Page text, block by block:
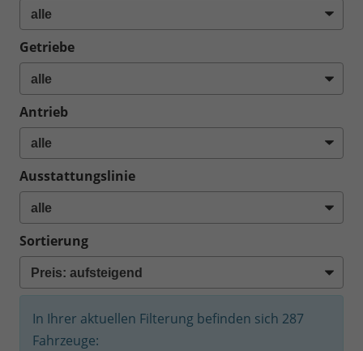
Getriebe
Antrieb
Ausstattungslinie
Sortierung
In Ihrer aktuellen Filterung befinden sich 287
Fahrzeuge: